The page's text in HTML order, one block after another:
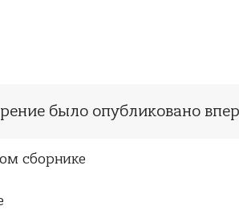
было опубликовано
сборнике